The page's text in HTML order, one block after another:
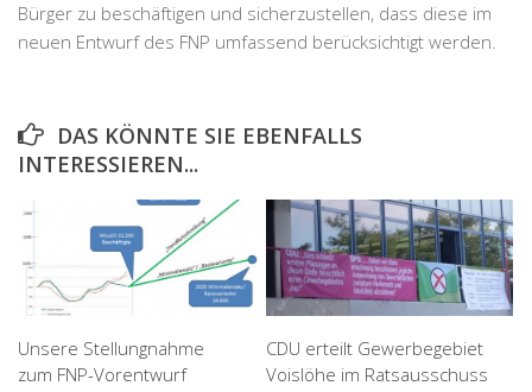
Bürger zu beschäftigen und sicherzustellen, dass diese im
neuen Entwurf des FNP umfassend berücksichtigt werden.
DAS KÖNNTE SIE EBENFALLS
INTERESSIEREN...
Unsere Stellungnahme
zum FNP-Vorentwurf
CDU erteilt Gewerbegebiet
Voislöhe im Ratsausschuss